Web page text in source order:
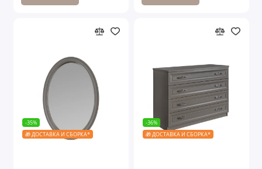
-35%
🎁 ДОСТАВКА И СБОРКА*
-36%
🎁 ДОСТАВКА И СБОРКА*